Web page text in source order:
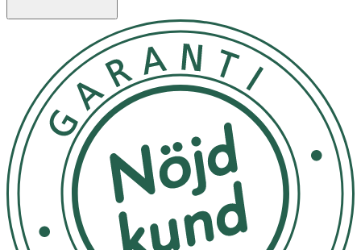
· Synligt upp till 500 meter
· Vattenavvisande silikonmaterial
· Justerbar längd – max 65 cm
· Tre ljuslägen: snabbt blinkande, långsamt blinkande,
fast sken
· Batteritid: upp till 5 timmar (blinkande), 2 timmar
(fast sken)
· Uppladdningsbar via USB (kabel medföljer)